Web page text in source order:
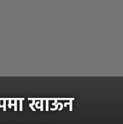
खाऊन